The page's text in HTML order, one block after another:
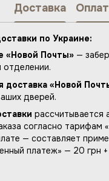
Доставка
по Украине:
«Новой Почты» —
доставка «Новой
дверей.
рассчитывается
согласно тарифам
— составляет
платеж» — 20 грн